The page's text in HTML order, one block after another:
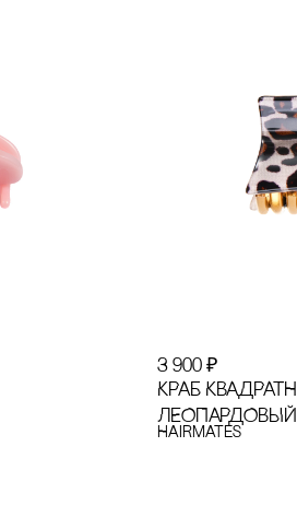
3 900 ₽
КРАБ
ЛЕОПАРДОВЫЙ
Hairmates